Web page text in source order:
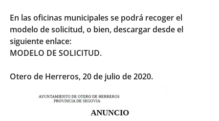
En las oficinas municipales se podrá recoger el
modelo de solicitud, o bien, descargar desde el
siguiente enlace:
MODELO DE SOLICITUD.
Otero de Herreros, 20 de julio de 2020.